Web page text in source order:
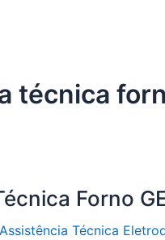
técnica
Forno
Assistência Técnica